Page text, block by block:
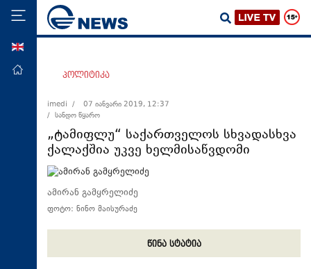
მთავარი
ეკონომიკა
მსოფლიო
სამართალი
თავდაცვა
პოლიტიკა
imedi /
07 იანვარი 2019, 12:37
/ სანდო წყარო
„ტამიფლუ“ საქართველოს სხვადასხვა
ქალაქშია უკვე ხელმისაწვდომი
ამირან გამყრელიძე
ფოტო: ნინო მაისურაძე
წინა სტატია